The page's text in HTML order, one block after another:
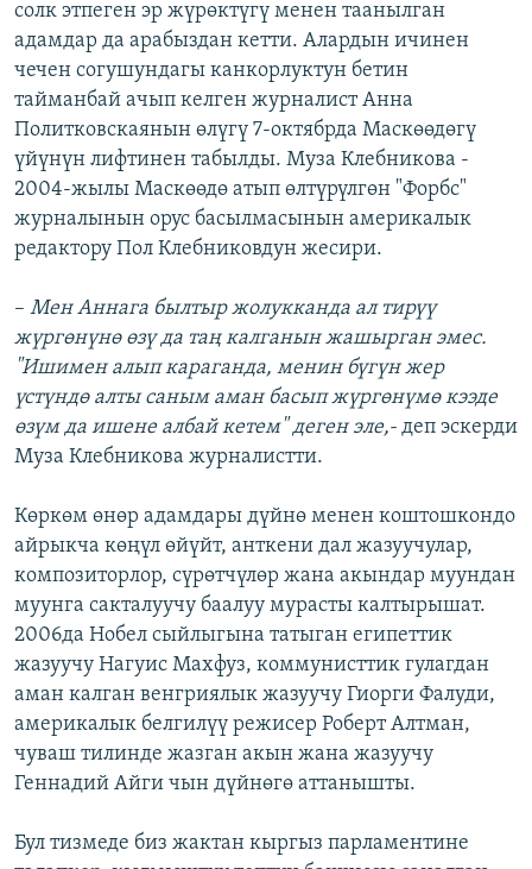
солк этпеген эр жүрөктүгү менен таанылган
адамдар да арабыздан кетти. Алардын ичинен
чечен согушундагы канкорлуктун бетин
тайманбай ачып келген журналист Анна
Политковскаянын өлүгү 7-октябрда Маскөөдөгү
үйүнүн лифтинен табылды. Муза Клебникова -
2004-жылы Маскөөдө атып өлтүрүлгөн "Форбс"
журналынын орус басылмасынын америкалык
редактору Пол Клебниковдун жесири.
– Мен Аннага былтыр жолукканда ал тирүү
жүргөнүнө өзү да таң калганын жашырган эмес.
"Ишимен алып караганда, менин бүгүн жер
үстүндө алты саным аман басып жүргөнүмө кээде
өзүм да ишене албай кетем" деген эле,- деп эскерди
Муза Клебникова журналистти.
Көркөм өнөр адамдары дүйнө менен коштошкондо
айрыкча көңүл өйүйт, анткени дал жазуучулар,
композиторлор, сүрөтчүлөр жана акындар муундан
муунга сакталуучу баалуу мурасты калтырышат.
2006да Нобел сыйлыгына татыган египеттик
жазуучу Нагуис Махфуз, коммунисттик гулагдан
аман калган венгриялык жазуучу Гиорги Фалуди,
америкалык белгилүү режисер Роберт Алтман,
чуваш тилинде жазган акын жана жазуучу
Геннадий Айги чын дүйнөгө аттанышты.
Бул тизмеде биз жактан кыргыз парламентине